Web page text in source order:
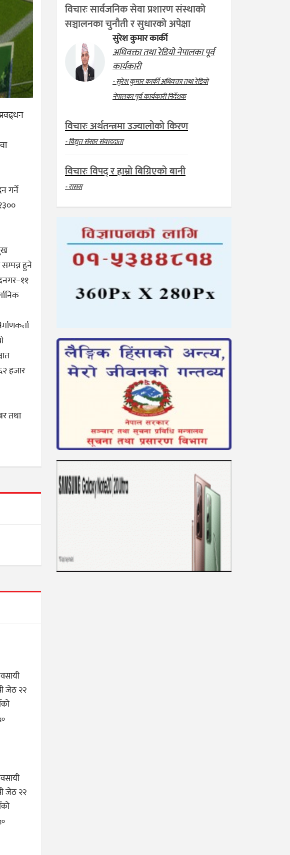
गर्ने
हुने
हजार
तथा
जेठ २२
जेठ २२
विचारः सार्वजनिक सेवा प्रशारण संस्थाको
सञ्चालनका चुनौती र सुधारको अपेक्षा
सुरेश कुमार कार्की
अधिवक्ता तथा रेडियो नेपालका पूर्व
कार्यकारी
- सुरेश कुमार कार्की अधिवक्ता तथा रेडियो
नेपालका पूर्व कार्यकारी निर्देशक
विचारः अर्थतन्त्रमा उज्यालोको किरण
- विद्युत संसार संवाददाता
विचारः विपद् र हाम्रो बिग्रिएको बानी
- रासस